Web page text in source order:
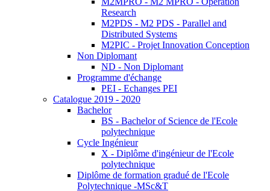
Research
M2PDS - M2 PDS - Parallel and
Distributed Systems
M2PIC - Projet Innovation Conception
Non Diplomant
ND - Non Diplomant
Programme d'échange
PEI - Echanges PEI
Catalogue 2019 - 2020
Bachelor
BS - Bachelor of Science de l'Ecole
polytechnique
Cycle Ingénieur
X - Diplôme d'ingénieur de l'Ecole
polytechnique
Diplôme de formation gradué de l'Ecole
Polytechnique -MSc&T